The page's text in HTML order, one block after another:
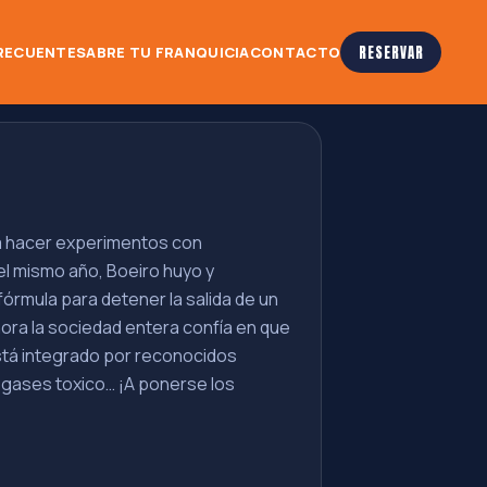
ABRE TU FRANQUICIACONTACTO RESERVAR
hacer experimentos con
año, Boeiro huyo y
para detener la salida de un
la sociedad entera confía en que
integrado por reconocidos
toxico… ¡A ponerse los